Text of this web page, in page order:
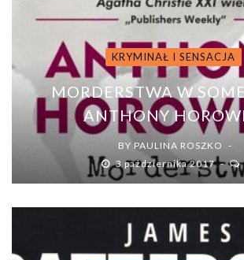
KRYMINAŁ I SENSACJA
MORDERSTWA W
ANTHONY
BY PAULINA ROSZKO
3 października 2017